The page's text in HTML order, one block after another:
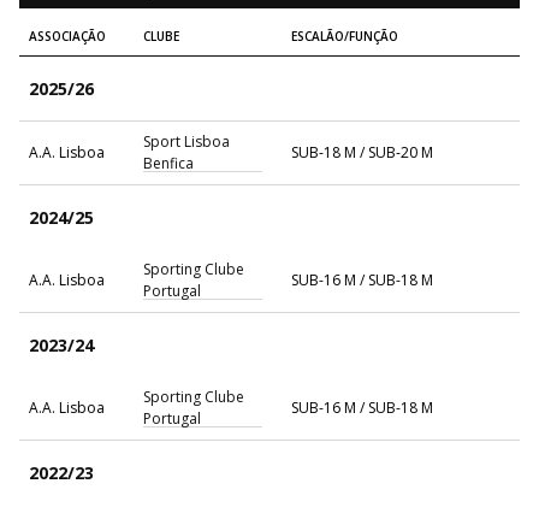
ASSOCIAÇÃO CLUBE ESCALÃO/FUNÇÃO
2025/26
A.A. Lisboa
Sport Lisboa
Benfica
SUB-18 M / SUB-20 M
2024/25
A.A. Lisboa
Sporting Clube
Portugal
SUB-16 M / SUB-18 M
2023/24
A.A. Lisboa
Sporting Clube
Portugal
SUB-16 M / SUB-18 M
2022/23